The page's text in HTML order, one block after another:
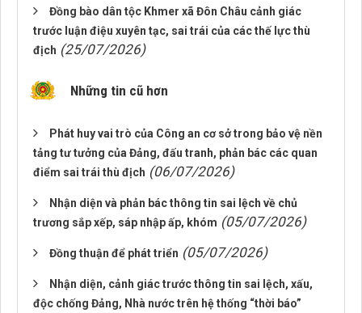
Đồng bào dân tộc Khmer xã Đôn Châu cảnh giác
trước luận điệu xuyên tạc, sai trái của các thế lực thù
địch (25/07/2026)
Những tin cũ hơn
Phát huy vai trò của Công an cơ sở trong bảo vệ nền
tảng tư tưởng của Đảng, đấu tranh, phản bác các quan
điểm sai trái thù địch (06/07/2026)
Nhận diện và phản bác thông tin sai lệch về chủ
trương sắp xếp, sáp nhập ấp, khóm (05/07/2026)
Đồng thuận để phát triển (05/07/2026)
Nhận diện, cảnh giác trước thông tin sai lệch, xấu,
độc chống Đảng, Nhà nước trên hệ thống “thời báo”